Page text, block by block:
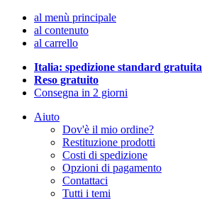
al menù principale
al contenuto
al carrello
Italia: spedizione standard gratuita
Reso gratuito
Consegna in 2 giorni
Aiuto
Dov'è il mio ordine?
Restituzione prodotti
Costi di spedizione
Opzioni di pagamento
Contattaci
Tutti i temi